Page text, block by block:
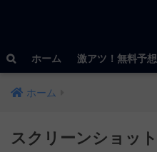
ホーム 激アツ！無料予
ホーム
スクリーンショッ